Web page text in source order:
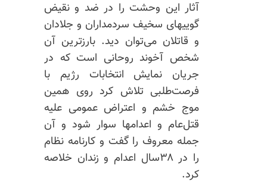
آثار این وحشت را در ضد و نقیض
گوییهای سخیف سردمداران و جلادان
و قاتلان می‌توان دید. بارزترین آن
شخص آخوند روحانی است که در
جریان نمایش انتخابات رژیم با
فرصت‌طلبی تلاش کرد روی همین
موج خشم و اعتراض عمومی علیه
قتل‌عام و اعدامها سوار شود و آن
جمله معروف را گفت و کارنامه نظام
را در ۳۸سال اعدام و زندان خلاصه
کرد.